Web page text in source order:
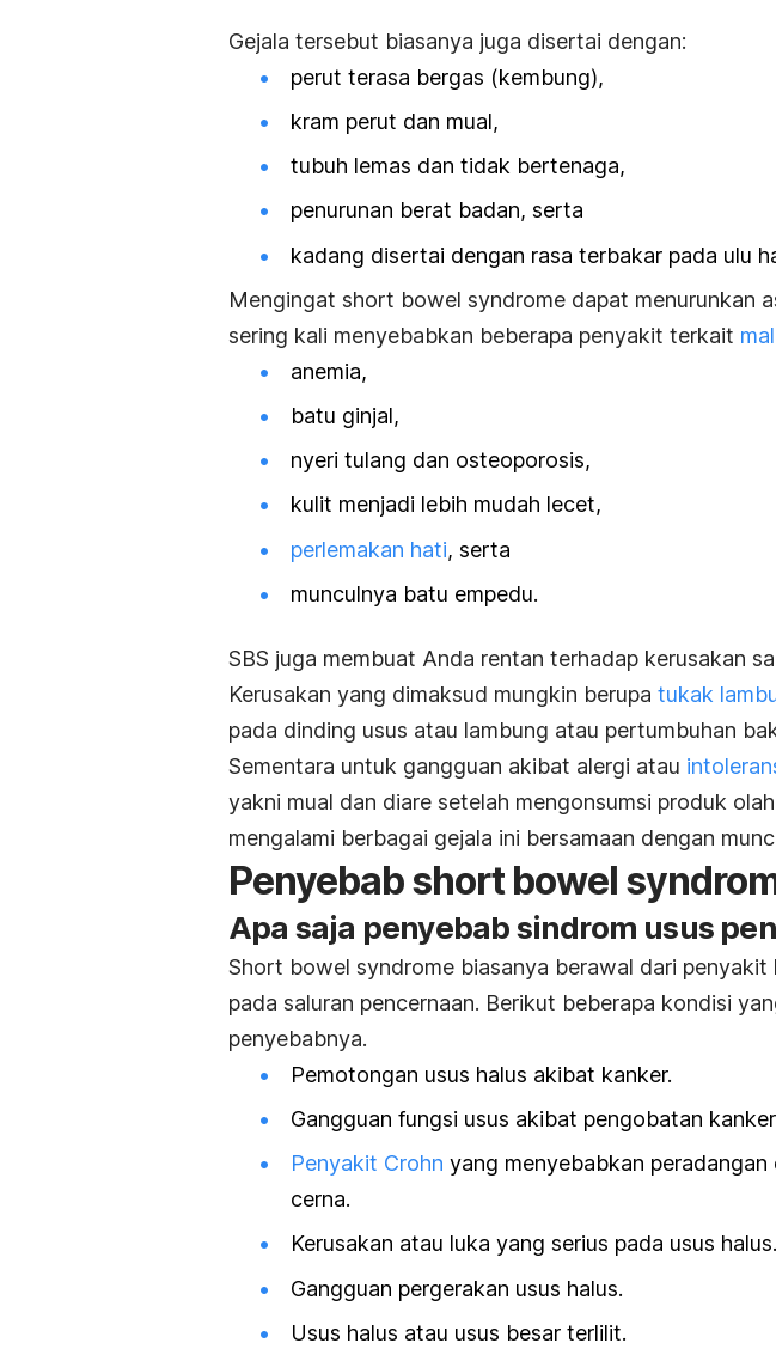
Gejala tersebut biasanya juga disertai dengan:
perut terasa bergas (kembung),
kram perut dan mual,
tubuh lemas dan tidak bertenaga,
penurunan berat badan, serta
kadang disertai dengan rasa terbakar pada ulu
Mengingat short bowel syndrome dapat menurunkan
sering kali menyebabkan beberapa penyakit terkait
anemia,
batu ginjal,
nyeri tulang dan osteoporosis,
kulit menjadi lebih mudah lecet,
perlemakan hati, serta
munculnya batu empedu.
SBS juga membuat Anda rentan terhadap kerusakan
Kerusakan yang dimaksud mungkin berupa tukak
pada dinding usus atau lambung atau pertumbuhan
Sementara untuk gangguan akibat alergi atau
yakni mual dan diare setelah mengonsumsi produk
mengalami berbagai gejala ini bersamaan dengan
Penyebab short bowel
Apa saja penyebab sindrom usus
Short bowel syndrome biasanya berawal dari penyakit
pada saluran pencernaan. Berikut beberapa kondisi
penyebabnya.
Pemotongan usus halus akibat kanker.
Gangguan fungsi usus akibat pengobatan
Penyakit Crohn yang menyebabkan peradangan
cerna.
Kerusakan atau luka yang serius pada usus halus.
Gangguan pergerakan usus halus.
Usus halus atau usus besar terlilit.